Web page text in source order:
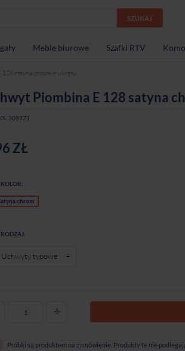
SZUKAJ
Meble biurowe Szafki RTV
satyna chrom + wkręty
Piombina E 128 satyna
308971
ZŁ
KOLOR:
chrom
RODZAJ:
Próbki są produktem na zamówienie. Produkty te nie